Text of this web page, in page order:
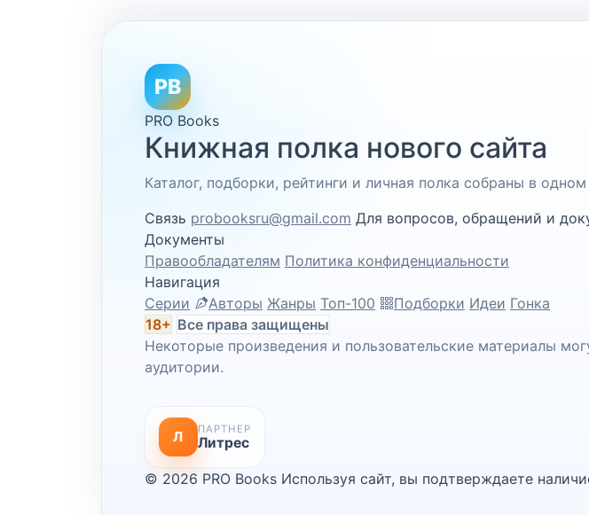
PB
PRO Books
Книжная полка нового сайта
Каталог, подборки, рейтинги и личная полка собраны в
Связь probooksru@gmail.com Для вопросов, обращений и
Документы
Правообладателям Политика конфиденциальности
Навигация
Серии
Авторы Жанры Топ-100 Подборки Идеи Гонка
18+ Все права защищены
Некоторые произведения и пользовательские материалы
аудитории.
Л ПАРТНЕР
Литрес
© 2026 PRO Books Используя сайт, вы подтверждаете